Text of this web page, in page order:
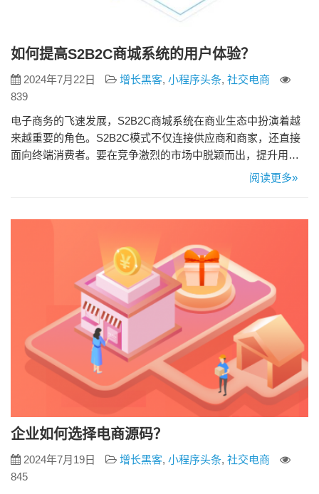
如何提高S2B2C商城系统的用户体验？
2024年7月22日 增长黑客, 小程序头条, 社交电商
839
电子商务的飞速发展，S2B2C商城系统在商业生态中扮演着越
来越重要的角色。S2B2C模式不仅连接供应商和商家，还直接
面向终端消费者。要在竞争激烈的市场中脱颖而出，提升用户
体验至关重要。本文将分享一些提升S2B2C商城系统用户体验
家还是消费者，都希望能够快速、方便地完成操作。为此，商
阅读更多»
企业如何选择电商源码？
2024年7月19日 增长黑客, 小程序头条, 社交电商
845